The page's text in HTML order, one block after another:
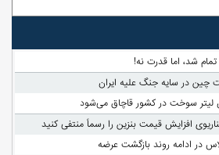
شد، اما قدرت نه!
در سایه جنگ علیه ایران
افزایش قیمت بنزین را رسماً منتفی کنید
در ادامه روند بازگشت عرضه